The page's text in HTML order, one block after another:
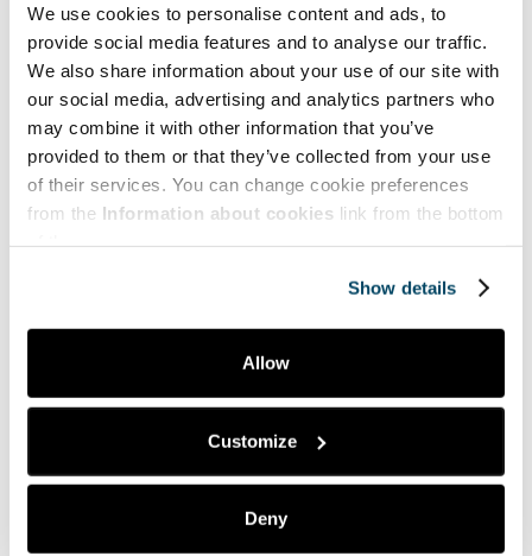
We use cookies to personalise content and ads, to
provide social media features and to analyse our traffic.
We also share information about your use of our site with
our social media, advertising and analytics partners who
may combine it with other information that you’ve
provided to them or that they’ve collected from your use
of their services. You can change cookie preferences
from the Information about cookies link from the bottom
Show details
Allow
Customize
Deny
Muotoilun opiskelijoiden tekemät palvelupolut (Hanna-
Kaisa Rask)
Palvelumuotoilun tulevaisuus sosiaali- ja
terveysalalla
Palvelumuotoilun hyödyntäminen sosiaali- ja
terveysalalla koettiin tärkeäksi. Haastateltavat
painottivat sitä, että asiakkaan kokemuksen merkitys
tulee varmasti kasvamaan tulevaisuudessa, mikäli sote-
uudistus toteutuu ja koska se lisää asiakkaan
valinnanvapautta. Ajatellaan myös, että sosiaali- ja
terveysala tarvitsee palvelumuotoilua työkaluna siihen,
että asiakas nähdään ja kuullaan paremmin.
Erityisesti terveysalalla on yleistynyt potilaan itsehoito
ja etäpalvelut. Tämä tarkoittaa sitä, että palvelun
että palvelu on toimiva, ymmärrettävä ja
käyttäjäystävällinen. Palvelumuotoilu on tällaiseen